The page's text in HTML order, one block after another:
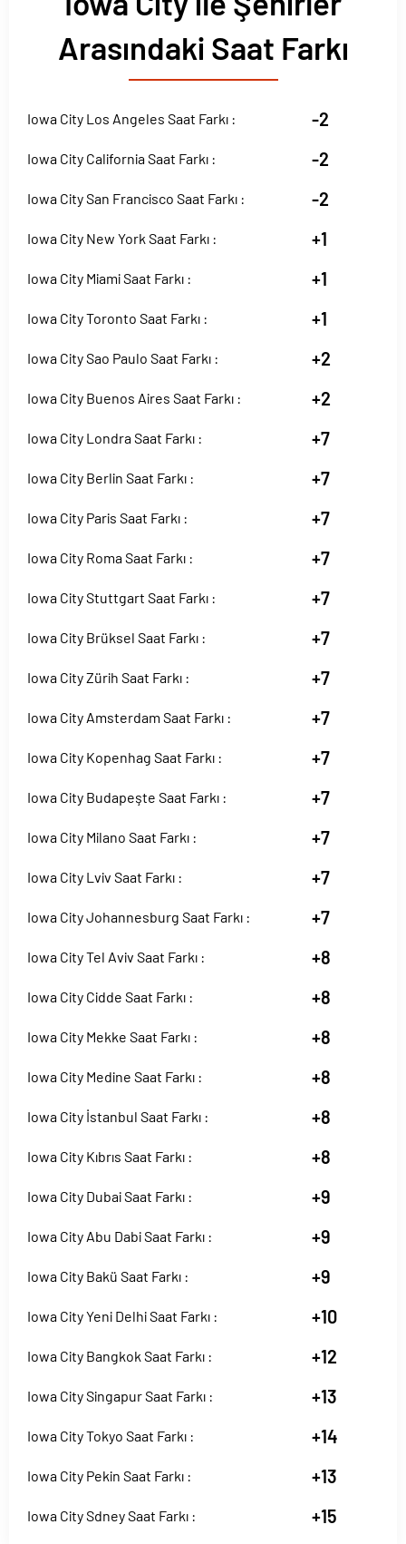
Arasındaki Saat Farkı
Iowa City Los Angeles Saat Farkı : -2
Iowa City California Saat Farkı : -2
Iowa City San Francisco Saat Farkı : -2
Iowa City New York Saat Farkı : +1
Iowa City Miami Saat Farkı : +1
Iowa City Toronto Saat Farkı : +1
Iowa City Sao Paulo Saat Farkı : +2
Iowa City Buenos Aires Saat Farkı : +2
Iowa City Londra Saat Farkı : +7
Iowa City Berlin Saat Farkı : +7
Iowa City Paris Saat Farkı : +7
Iowa City Roma Saat Farkı : +7
Iowa City Stuttgart Saat Farkı : +7
Iowa City Brüksel Saat Farkı : +7
Iowa City Zürih Saat Farkı : +7
Iowa City Amsterdam Saat Farkı : +7
Iowa City Kopenhag Saat Farkı : +7
Iowa City Budapeşte Saat Farkı : +7
Iowa City Milano Saat Farkı : +7
Iowa City Lviv Saat Farkı : +7
Iowa City Johannesburg Saat Farkı : +7
Iowa City Tel Aviv Saat Farkı : +8
Iowa City Cidde Saat Farkı : +8
Iowa City Mekke Saat Farkı : +8
Iowa City Medine Saat Farkı : +8
Iowa City İstanbul Saat Farkı : +8
Iowa City Kıbrıs Saat Farkı : +8
Iowa City Dubai Saat Farkı : +9
Iowa City Abu Dabi Saat Farkı : +9
Iowa City Bakü Saat Farkı : +9
Iowa City Yeni Delhi Saat Farkı : +10
Iowa City Bangkok Saat Farkı : +12
Iowa City Singapur Saat Farkı : +13
Iowa City Tokyo Saat Farkı : +14
Iowa City Pekin Saat Farkı : +13
Iowa City Sdney Saat Farkı : +15